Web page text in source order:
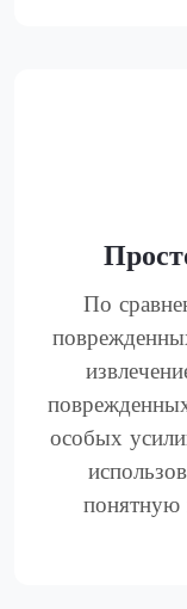
По
особых
понятную